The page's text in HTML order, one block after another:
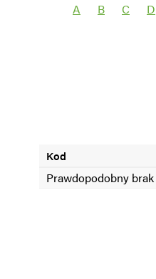
A B C D
Kod
Prawdopodobny